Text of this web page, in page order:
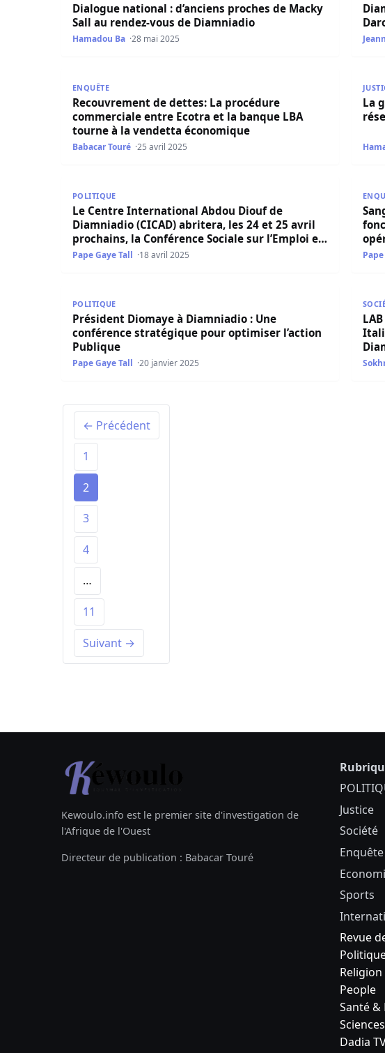
Dialogue national : d’anciens proches de Macky
Sall au rendez-vous de Diamniadio
Hamadou Ba 28 mai 2025
ENQUÊTE
Recouvrement de dettes: La procédure
commerciale entre Ecotra et la banque LBA
tourne à la vendetta économique
Babacar Touré 25 avril 2025
La
Le Centre International Abdou Diouf de Diamniadio (CICAD)
POLITIQUE
Le Centre International Abdou Diouf de
Diamniadio (CICAD) abritera, les 24 et 25 avril
prochains, la Conférence Sociale sur l’Emploi et
l’Employabilité.
Pape Gaye Tall 18 avril 2025
POLITIQUE
Président Diomaye à Diamniadio : Une
conférence stratégique pour optimiser l’action
Publique
Pape Gaye Tall 20 janvier 2025
LAB
← Précédent
1
2
3
4
…
11
Suivant →
Kewoulo.info est le premier site d'investigation de
l'Afrique de l'Ouest
Directeur de publication : Babacar Touré
Justice
Société
Enquête
Sports
Revue
Religion
People
Santé &
Dadia